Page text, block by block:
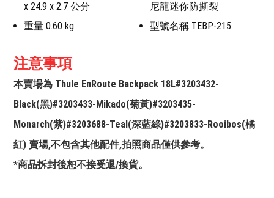
x 24.9 x 2.7 公分
重量 0.60 kg
尼龍迷你防撕裂
型號名稱 TEBP-215
注意事項
本賣場為 Thule EnRoute Backpack 18L#3203432-
Black(黑)#3203433-Mikado(菊黃)#3203435-
Monarch(紫)#3203688-Teal(深藍綠)#3203833-Rooibos(橘
紅) 賣場,不包含其他配件,拍照商品僅供參考。
*商品拆封後恕不接受退/換貨。